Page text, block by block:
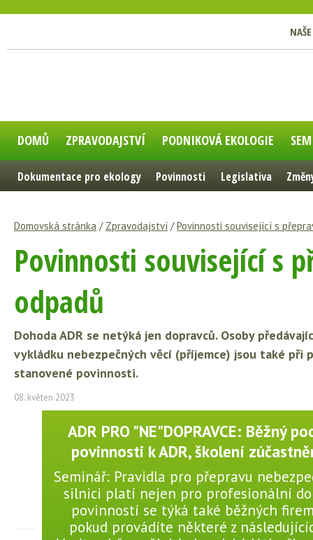
DOMŮ ZPRAVODAJSTVÍ PODNIKOVÁ EKOLOGIE
Dokumentace pro ekology Povinnosti Legislativa
Domovská stránka / Zpravodajství /Povinnosti související s
Povinnosti související s
odpadů
Dohoda ADR se netýká jen dopravců. Osoby
vykládku nebezpečných věcí (příjemce) jsou také při
stanovené povinnosti.
08. květen 2023
ADR PRO "NE"DOPRAVCE: Běžný
povinnosti k ADR, školení
Seminář: Pravidla pro přepravu
silnici platí nejen pro profesionální
povinností se týká také běžných
pokud provádíte některé z